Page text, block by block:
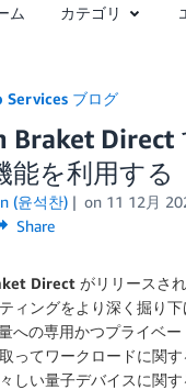
ム カテゴリ
Services ブログ
Braket Direct
能を利用する
(윤석찬) on 11 12月
Share
Direct がリリースさ
ィングをより深く掘り
への専用かつプライベ
ってワークロードに関
しい量子デバイスに関